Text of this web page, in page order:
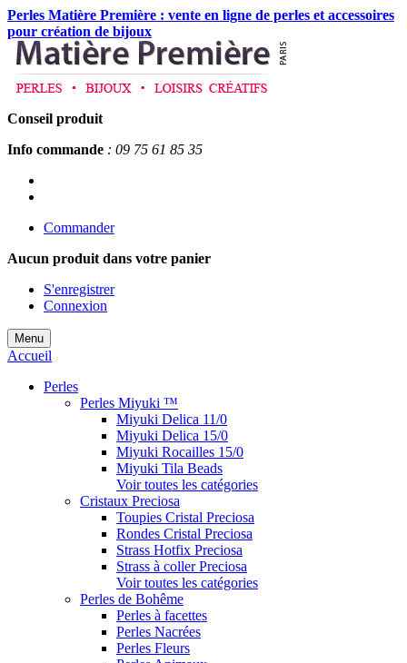
Perles Matière Première : vente en ligne de perles et accessoires
pour création de bijoux
Conseil produit
Info commande : 09 75 61 85 35
Commander
Aucun produit dans votre panier
S'enregistrer
Connexion
Menu
Accueil
Perles
Perles Miyuki ™
Miyuki Delica 11/0
Miyuki Delica 15/0
Miyuki Rocailles 15/0
Miyuki Tila Beads
Voir toutes les catégories
Cristaux Preciosa
Toupies Cristal Preciosa
Rondes Cristal Preciosa
Strass Hotfix Preciosa
Strass à coller Preciosa
Voir toutes les catégories
Perles de Bohême
Perles à facettes
Perles Nacrées
Perles Fleurs